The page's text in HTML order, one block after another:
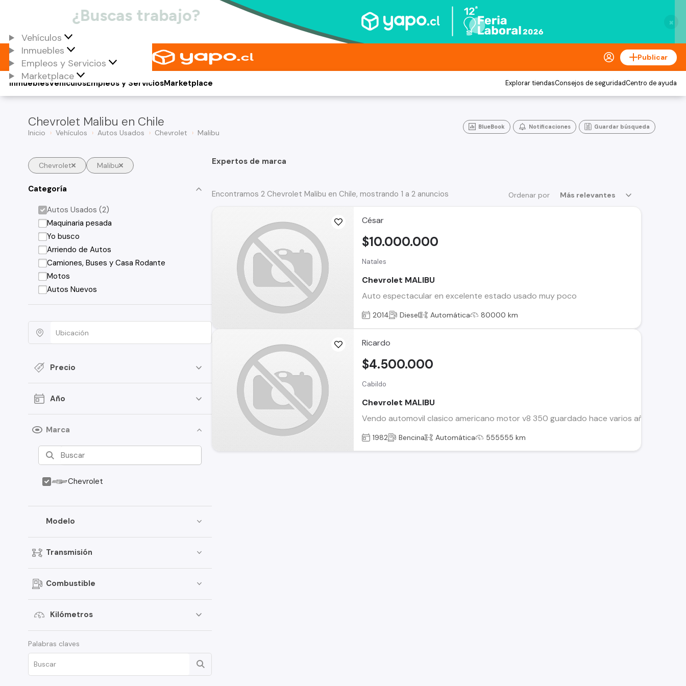
×
Vehículos
Inmuebles
Empleos y Servicios
Marketplace
Publicar
Vehículos
Inmuebles Empleos y ServiciosMarketplace Explorar tiendasConsejos de seguridadCentro de ayuda
Chevrolet Malibu en Chile
Inicio Vehículos Autos Usados Chevrolet Malibu
BlueBook Notificaciones Guardar búsqueda
Chevrolet Malibu
Categoría
Autos Usados (2)
Maquinaria pesada
Yo busco
Arriendo de Autos
Camiones, Buses y Casa Rodante
Motos
Autos Nuevos
Precio
Año
Marca
Chevrolet
Modelo
Transmisión
Combustible
Kilómetros
Palabras claves
Expertos de marca
Ordenar por Más relevantes
Encontramos 2 Chevrolet Malibu en Chile, mostrando 1 a 2 anuncios
César
Natales
Chevrolet MALIBU
Auto espectacular en excelente estado usado muy poco
$10.000.000
2014 Diesel Automática 80000 km
Ricardo
Cabildo
Chevrolet MALIBU
Vendo automovil clasico americano motor v8 350 guardado hace varios años una
$4.500.000
1982 Bencina Automática 555555 km